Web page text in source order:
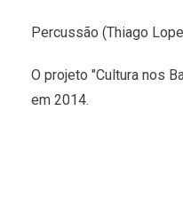
Percussão (Thiago
O projeto "Cultura nos
em 2014.